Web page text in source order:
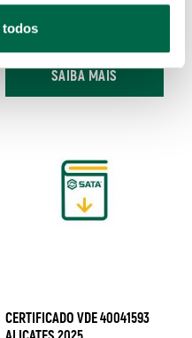
todos
CHAVES RETAS E ALICATES
2025
SAIBA MAIS
CERTIFICADO VDE 40041593